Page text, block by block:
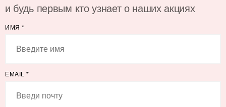
и будь первым кто узнает о наших акциях
ИМЯ *
EMAIL *